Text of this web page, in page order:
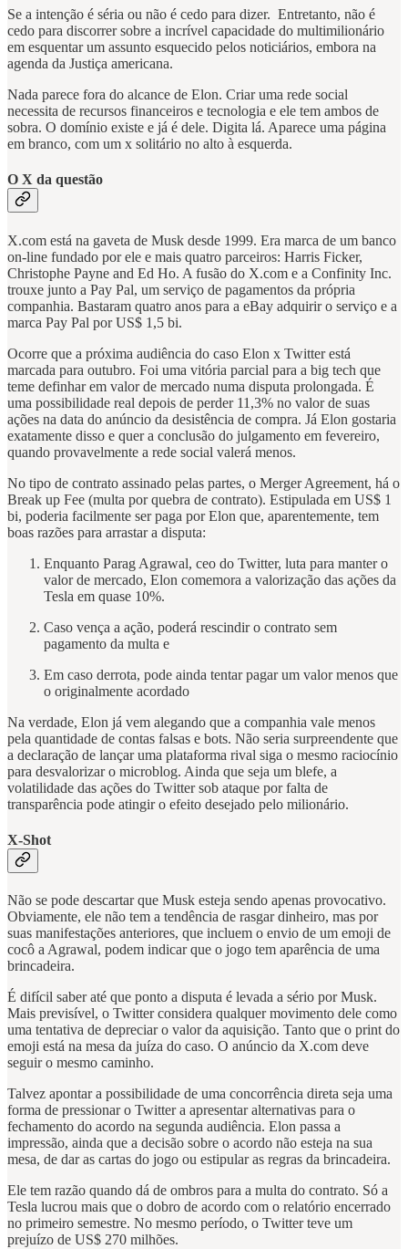
Se a intenção é séria ou não é cedo para dizer. Entretanto, não é
cedo para discorrer sobre a incrível capacidade do multimilionário
em esquentar um assunto esquecido pelos noticiários, embora na
agenda da Justiça americana.
Nada parece fora do alcance de Elon. Criar uma rede social
necessita de recursos financeiros e tecnologia e ele tem ambos de
sobra. O domínio existe e já é dele. Digita lá. Aparece uma página
em branco, com um x solitário no alto à esquerda.
O X da questão
X.com está na gaveta de Musk desde 1999. Era marca de um banco
on-line fundado por ele e mais quatro parceiros: Harris Ficker,
Christophe Payne and Ed Ho. A fusão do X.com e a Confinity Inc.
trouxe junto a Pay Pal, um serviço de pagamentos da própria
companhia. Bastaram quatro anos para a eBay adquirir o serviço e a
marca Pay Pal por US$ 1,5 bi.
Ocorre que a próxima audiência do caso Elon x Twitter está
marcada para outubro. Foi uma vitória parcial para a big tech que
teme definhar em valor de mercado numa disputa prolongada. É
uma possibilidade real depois de perder 11,3% no valor de suas
ações na data do anúncio da desistência de compra. Já Elon gostaria
exatamente disso e quer a conclusão do julgamento em fevereiro,
quando provavelmente a rede social valerá menos.
No tipo de contrato assinado pelas partes, o Merger Agreement, há o
Break up Fee (multa por quebra de contrato). Estipulada em US$ 1
bi, poderia facilmente ser paga por Elon que, aparentemente, tem
boas razões para arrastar a disputa:
Enquanto Parag Agrawal, ceo do Twitter, luta para manter o
valor de mercado, Elon comemora a valorização das ações da
Tesla em quase 10%.
Caso vença a ação, poderá rescindir o contrato sem
pagamento da multa e
Em caso derrota, pode ainda tentar pagar um valor menos que
o originalmente acordado
Na verdade, Elon já vem alegando que a companhia vale menos
pela quantidade de contas falsas e bots. Não seria surpreendente que
a declaração de lançar uma plataforma rival siga o mesmo raciocínio
para desvalorizar o microblog. Ainda que seja um blefe, a
volatilidade das ações do Twitter sob ataque por falta de
transparência pode atingir o efeito desejado pelo milionário.
X-Shot
Não se pode descartar que Musk esteja sendo apenas provocativo.
Obviamente, ele não tem a tendência de rasgar dinheiro, mas por
suas manifestações anteriores, que incluem o envio de um emoji de
cocô a Agrawal, podem indicar que o jogo tem aparência de uma
brincadeira.
É difícil saber até que ponto a disputa é levada a sério por Musk.
Mais previsível, o Twitter considera qualquer movimento dele como
uma tentativa de depreciar o valor da aquisição. Tanto que o print do
emoji está na mesa da juíza do caso. O anúncio da X.com deve
seguir o mesmo caminho.
Talvez apontar a possibilidade de uma concorrência direta seja uma
forma de pressionar o Twitter a apresentar alternativas para o
fechamento do acordo na segunda audiência. Elon passa a
impressão, ainda que a decisão sobre o acordo não esteja na sua
mesa, de dar as cartas do jogo ou estipular as regras da brincadeira.
Ele tem razão quando dá de ombros para a multa do contrato. Só a
Tesla lucrou mais que o dobro de acordo com o relatório encerrado
no primeiro semestre. No mesmo período, o Twitter teve um
prejuízo de US$ 270 milhões.